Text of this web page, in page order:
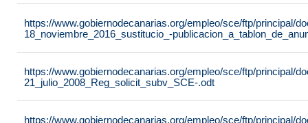
https://www.gobiernodecanarias.org/empleo/sce/ftp/principal/
18_noviembre_2016_sustitucio_-
https://www.gobiernodecanarias.org/empleo/sce/ftp/principal/
21_julio_2008_Reg_solicit_subv_SCE-.odt
https://www.gobiernodecanarias.org/empleo/sce/ftp/principal/